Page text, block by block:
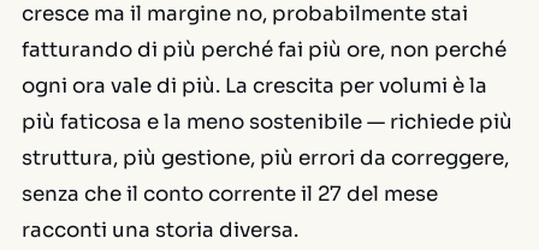
cresce ma il margine no, probabilmente stai
fatturando di più perché fai più ore, non perché
ogni ora vale di più. La crescita per volumi è la
più faticosa e la meno sostenibile — richiede più
struttura, più gestione, più errori da correggere,
senza che il conto corrente il 27 del mese
racconti una storia diversa.